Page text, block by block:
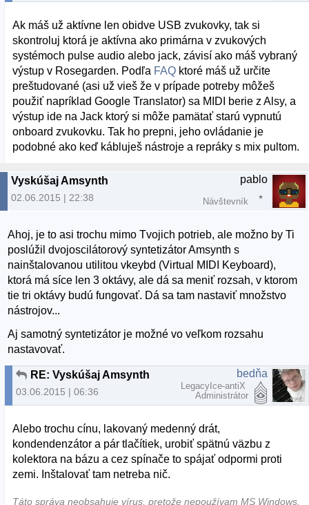
Ak máš už aktívne len obidve USB zvukovky, tak si
skontroluj ktorá je aktívna ako primárna v zvukových
systémoch pulse audio alebo jack, závisí ako máš vybraný
výstup v Rosegarden. Podľa FAQ ktoré máš už určite
preštudované (asi už vieš že v prípade potreby môžeš
použiť napríklad Google Translator) sa MIDI berie z Alsy, a
výstup ide na Jack ktorý si môže pamätať starú vypnutú
onboard zvukovku. Tak ho prepni, jeho ovládanie je
podobné ako keď kábluješ nástroje a repráky s mix pultom.
Vyskúšaj Amsynth
02.06.2015 | 22:38
pablo
Návštevník
Ahoj, je to asi trochu mimo Tvojich potrieb, ale možno by Ti
poslúžil dvojoscilátorový syntetizátor Amsynth s
nainštalovanou utilitou vkeybd (Virtual MIDI Keyboard),
ktorá má síce len 3 oktávy, ale dá sa meniť rozsah, v ktorom
tie tri oktávy budú fungovať. Dá sa tam nastaviť množstvo
nástrojov...
Aj samotný syntetizátor je možné vo veľkom rozsahu
nastavovať.
RE: Vyskúšaj Amsynth
03.06.2015 | 06:36
bedňa
LegacyIce-antiX
Administrátor
Alebo trochu cínu, lakovaný medenný drát,
kondendenzátor a pár tlačítiek, urobiť spätnú väzbu z
kolektora na bázu a cez spínače to spájať odpormi proti
zemi. Inštalovať tam netreba nič.
Táto správa neobsahuje vírus, pretože nepoužívam MS Windows.